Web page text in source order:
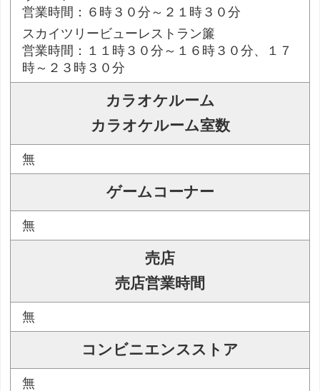
営業時間：６時３０分～２１時３０分
スカイツリービューレストラン簾
営業時間：１１時３０分～１６時３０分、１７
時～２３時３０分
カラオケルーム
カラオケルーム室数
無
ゲームコーナー
無
売店
売店営業時間
無
コンビニエンスストア
無